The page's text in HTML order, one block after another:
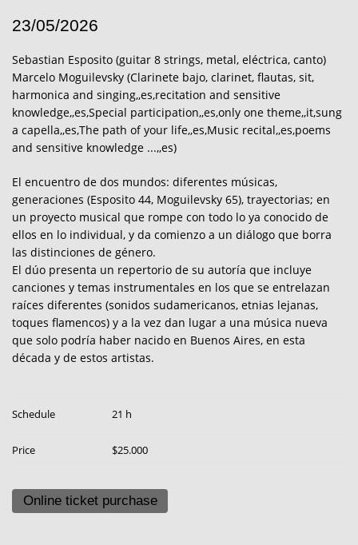
23/05/2026
Sebastian Esposito (guitar 8 strings, metal, eléctrica, canto)
Marcelo Moguilevsky (Clarinete bajo, clarinet, flautas, sit,
harmonica and singing,,es,recitation and sensitive
knowledge,,es,Special participation,,es,only one theme,,it,sung
a capella,,es,The path of your life,,es,Music recital,,es,poems
and sensitive knowledge ...,,es)
El encuentro de dos mundos: diferentes músicas,
generaciones (Esposito 44, Moguilevsky 65), trayectorias; en
un proyecto musical que rompe con todo lo ya conocido de
ellos en lo individual, y da comienzo a un diálogo que borra
las distinciones de género.
El dúo presenta un repertorio de su autoría que incluye
canciones y temas instrumentales en los que se entrelazan
raíces diferentes (sonidos sudamericanos, etnias lejanas,
toques flamencos) y a la vez dan lugar a una música nueva
que solo podría haber nacido en Buenos Aires, en esta
década y de estos artistas.
Schedule 21 h
Price $25.000
Online ticket purchase